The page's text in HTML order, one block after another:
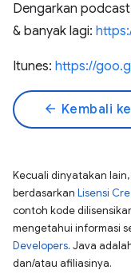
Dengarkan
& banyak lagi:
Itunes: https://
arrow_back Kembali
Kecuali dinyatakan
berdasarkan Lisensi
contoh kode
mengetahui informasi
Developers. Java
dan/atau afiliasinya.